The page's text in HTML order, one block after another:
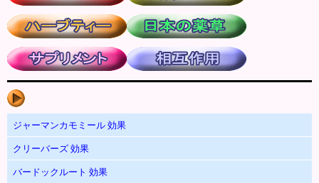
ジャーマンカモミール 効果
クリーバーズ 効果
バードックルート 効果